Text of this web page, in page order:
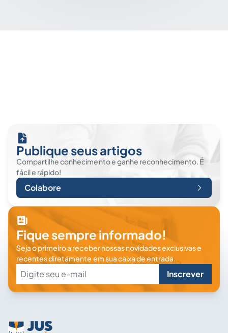
Publique seus artigos
Compartilhe conhecimento e ganhe reconhecimento. É
fácil e rápido!
Colabore
Fique sempre informado!
Seja o primeiro a receber nossas novidades exclusivas e
recentes diretamente em sua caixa de entrada.
Inscrever